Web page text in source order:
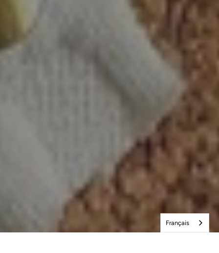
Français